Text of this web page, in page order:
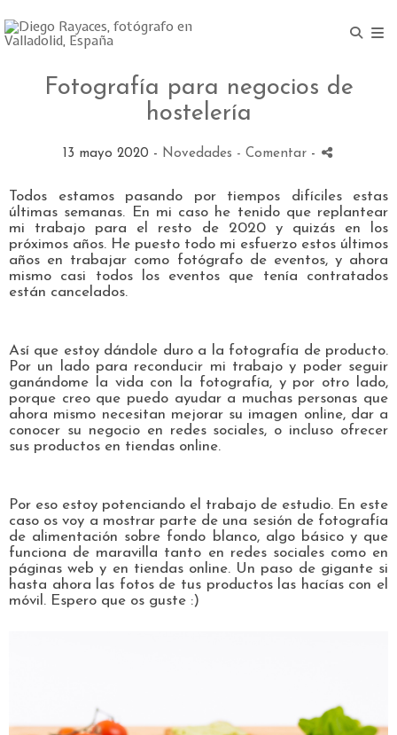
Fotografía para negocios de
hostelería
13 mayo 2020 - Novedades - Comentar -
Todos estamos pasando por tiempos difíciles estas
últimas semanas. En mi caso he tenido que replantear
mi trabajo para el resto de 2020 y quizás en los
próximos años. He puesto todo mi esfuerzo estos últimos
años en trabajar como fotógrafo de eventos, y ahora
mismo casi todos los eventos que tenía contratados
están cancelados.
Así que estoy dándole duro a la fotografía de producto.
Por un lado para reconducir mi trabajo y poder seguir
ganándome la vida con la fotografía, y por otro lado,
porque creo que puedo ayudar a muchas personas que
ahora mismo necesitan mejorar su imagen online, dar a
conocer su negocio en redes sociales, o incluso ofrecer
sus productos en tiendas online.
Por eso estoy potenciando el trabajo de estudio. En este
caso os voy a mostrar parte de una sesión de fotografía
de alimentación sobre fondo blanco, algo básico y que
funciona de maravilla tanto en redes sociales como en
páginas web y en tiendas online. Un paso de gigante si
hasta ahora las fotos de tus productos las hacías con el
móvil. Espero que os guste :)